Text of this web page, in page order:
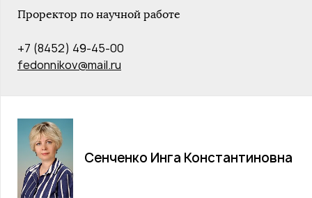
Проректор по научной работе
+7 (8452) 49-45-00
fedonnikov@mail.ru
Сенченко Инга Константиновна